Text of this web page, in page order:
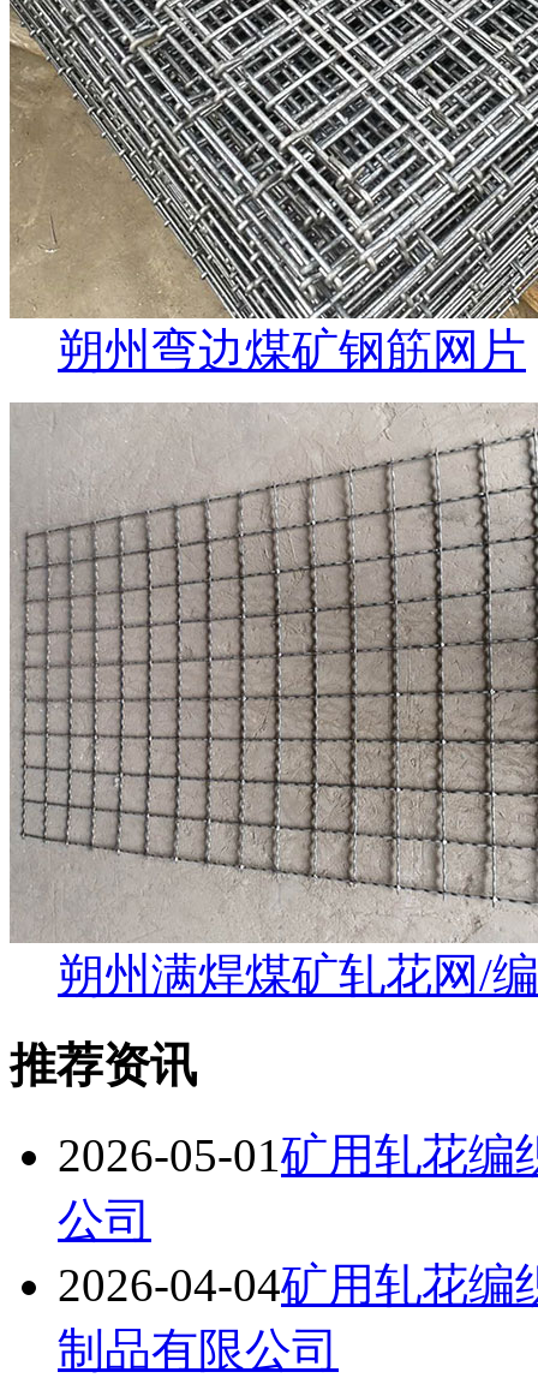
朔州弯边煤矿钢筋网片
朔州满焊煤矿轧花网/
推荐资讯
2026-05-01矿用轧花编
公司
2026-04-04矿用轧花
制品有限公司